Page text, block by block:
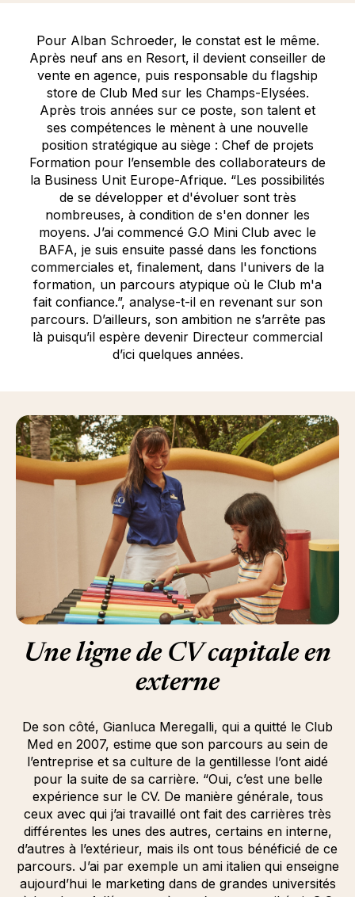
Pour Alban Schroeder, le constat est le même.
Après neuf ans en Resort, il devient conseiller de
vente en agence, puis responsable du flagship
store de Club Med sur les Champs-Elysées.
Après trois années sur ce poste, son talent et
ses compétences le mènent à une nouvelle
position stratégique au siège : Chef de projets
Formation pour l’ensemble des collaborateurs de
la Business Unit Europe-Afrique. “Les possibilités
de se développer et d'évoluer sont très
nombreuses, à condition de s'en donner les
moyens. J’ai commencé G.O Mini Club avec le
BAFA, je suis ensuite passé dans les fonctions
commerciales et, finalement, dans l'univers de la
formation, un parcours atypique où le Club m'a
fait confiance.”, analyse-t-il en revenant sur son
parcours. D’ailleurs, son ambition ne s’arrête pas
là puisqu’il espère devenir Directeur commercial
d’ici quelques années.
Une ligne de CV capitale en
externe
De son côté, Gianluca Meregalli, qui a quitté le Club
Med en 2007, estime que son parcours au sein de
l’entreprise et sa culture de la gentillesse l’ont aidé
pour la suite de sa carrière. “Oui, c’est une belle
expérience sur le CV. De manière générale, tous
ceux avec qui j’ai travaillé ont fait des carrières très
différentes les unes des autres, certains en interne,
d’autres à l’extérieur, mais ils ont tous bénéficié de ce
parcours. J’ai par exemple un ami italien qui enseigne
aujourd’hui le marketing dans de grandes universités